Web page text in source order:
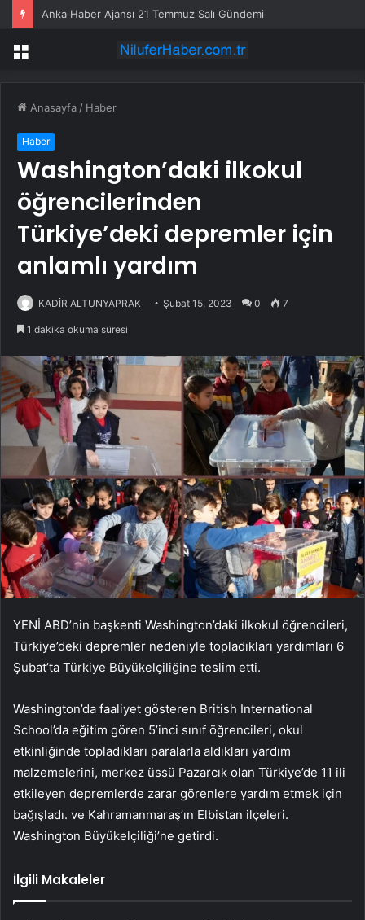
Anka Haber Ajansı 21 Temmuz Salı Gündemi
Menü
Anasayfa / Haber
Haber
Washington’daki ilkokul
öğrencilerinden
Türkiye’deki depremler için
anlamlı yardım
KADİR ALTUNYAPRAK Şubat 15, 2023 0 7
1 dakika okuma süresi
YENİ ABD’nin başkenti Washington’daki ilkokul öğrencileri,
Türkiye’deki depremler nedeniyle topladıkları yardımları 6
Şubat’ta Türkiye Büyükelçiliğine teslim etti.
Washington’da faaliyet gösteren British International
School’da eğitim gören 5’inci sınıf öğrencileri, okul
etkinliğinde topladıkları paralarla aldıkları yardım
malzemelerini, merkez üssü Pazarcık olan Türkiye’de 11 ili
etkileyen depremlerde zarar görenlere yardım etmek için
bağışladı. ve Kahramanmaraş’ın Elbistan ilçeleri.
Washington Büyükelçiliği’ne getirdi.
İlgili Makaleler